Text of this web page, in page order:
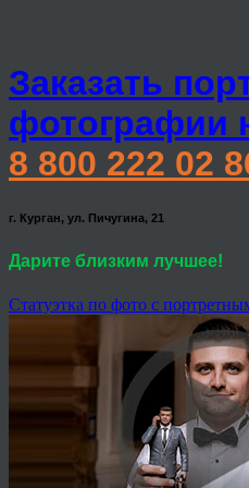
Заказать
фотографии
8 800 222 02
г. Курган, ул. Пичугина, 21
Дарите близким лучшее!
Статуэтка по фото с